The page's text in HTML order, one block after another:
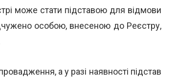
може стати підставою для відмови
особою, внесеною до Реєстру,
а у разі наявності підстав